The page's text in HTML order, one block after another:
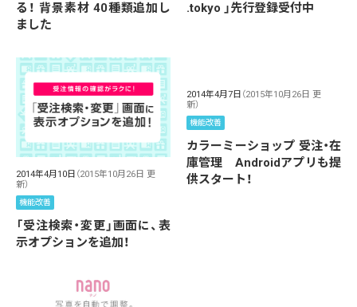
る！ 背景素材 40種類追加し
ました
.tokyo 」先行登録受付中
2014年4月10日 （2015年10月26日 更
新）
機能改善
「受注検索・変更」画面に、表
示オプションを追加！
2014年4月7日 （2015年10月26日 更
新）
機能改善
カラーミーショップ 受注・在
庫管理 Androidアプリも提
供スタート！